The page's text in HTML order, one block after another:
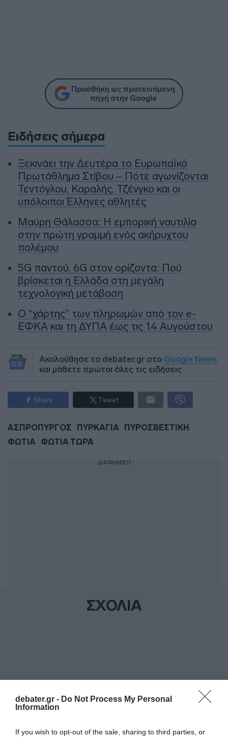
debater.gr - Do Not Process My Personal
Information
If you wish to opt-out of the sale, sharing to third parties, or
Προσθήκη ως προτεινόμενη
πηγή στην Google
Ειδήσεις σήμερα
Ξεκινάει την Δευτέρα το Ευρωπαϊκό
Πρωτάθλημα Στίβου – Πότε αγωνίζονται
Τεντόγλου, Καραλής, Τζένγκο και οι
υπόλοιποι Έλληνες αθλητές
Μαύρη Θάλασσα: Η εμπορική ναυτιλία
στην πρώτη γραμμή ενός ακήρυχτου
πολέμου
5G παντού, 6G στον ορίζοντα: Πού
βρίσκεται η Ελλάδα στη μεγάλη
τεχνολογική μετάβαση
Ο “χάρτης” των πληρωμών από τον e-
ΕΦΚΑ και τη ΔΥΠΑ έως τις 14 Αυγούστου
Ακολούθησε το debater.gr στο Google News
και μάθετε πρώτοι όλες τις ειδήσεις
Share Tweet
ΑΣΠΡΟΠΥΡΓΟΣ ΠΥΡΚΑΓΙΑ
ΠΥΡΟΣΒΕΣΤΙΚΗ
ΦΩΤΙΑ
ΦΩΤΙΑ ΤΩΡΑ
ΔΙΑΦΗΜΙΣΗ
ΣΧΟΛΙΑ